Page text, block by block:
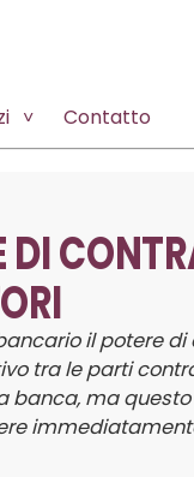
Contatto
DI
il potere
tra le parti
banca, ma